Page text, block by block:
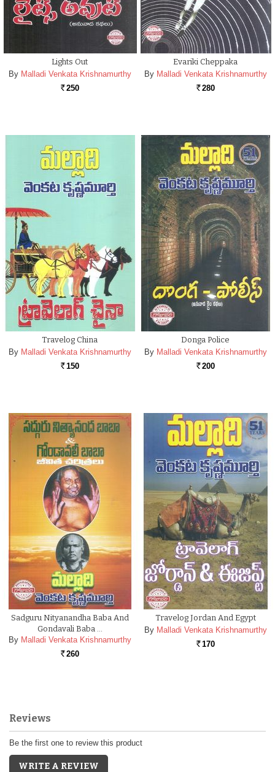
Lights Out
By Malladi Venkata Krishnamurthy
Rs. 250
Evariki Cheppaka
By Malladi Venkata Krishnamurthy
Rs. 280
Travelog China
By Malladi Venkata Krishnamurthy
Rs. 150
Donga Police
By Malladi Venkata Krishnamurthy
Rs. 200
Sadguru Nityanandha Baba And
Gondavali Baba …
By Malladi Venkata Krishnamurthy
Rs. 260
Travelog Jordan And Egypt
By Malladi Venkata Krishnamurthy
Rs. 170
Reviews
Be the first one to review this product
WRITE A REVIEW